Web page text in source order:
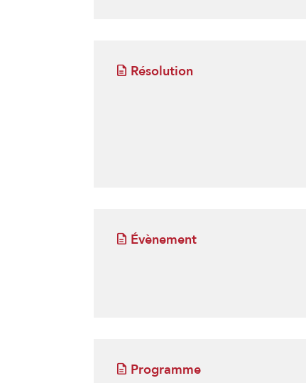
Résolution
Évènement
Programme